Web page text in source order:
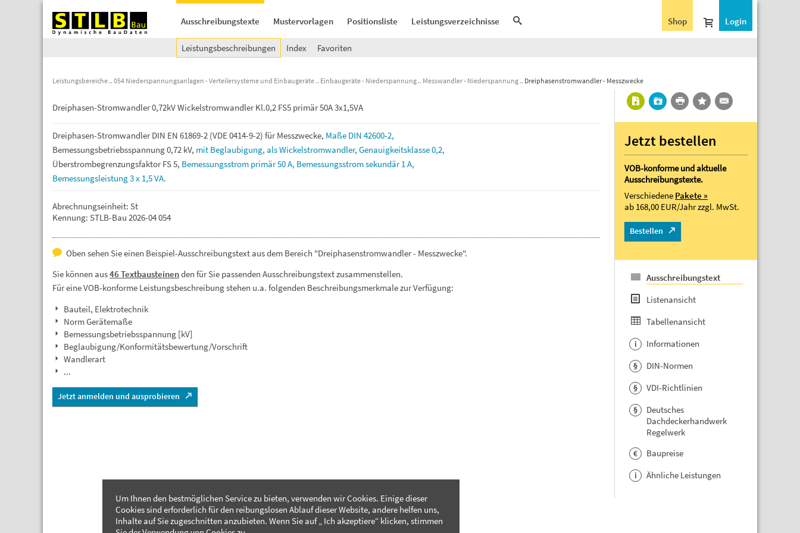
Ausschreibungstexte Mustervorlagen Positionsliste Leistungsverzeichnisse Login
Shop
Leistungsbeschreibungen Index Favoriten
Leistungsbereiche 054 Niederspannungsanlagen - Verteilersysteme und Einbaugeräte Einbaugeräte - Niederspannung Messwandler - Niederspannung Dreiphasenstromwandler - Messzwecke
Dreiphasen-Stromwandler 0,72kV Wickelstromwandler Kl.0,2 FS5 primär 50A 3x1,5VA
Dreiphasen-StromwandlerDIN EN 61869-2 (VDE0414-9-2) fürMesszwecke, Maße DIN 42600-2,
Bemessungsbetriebsspannung0,72 kV, mit Beglaubigung, alsWickelstromwandler, Genauigkeitsklasse0,2,
ÜberstrombegrenzungsfaktorFS5, Bemessungsstrom primär50A, Bemessungsstromsekundär1A,
Bemessungsleistung3x 1,5VA.
Abrechnungseinheit: St
Kennung: STLB-Bau 2026-04 054
Oben sehen Sie einen Beispiel-Ausschreibungstext aus dem Bereich "Dreiphasenstromwandler - Messzwecke".
Sie können aus46 Textbausteinenden für Sie passenden Ausschreibungstext zusammenstellen.
Für eine VOB-konforme Leistungsbeschreibung stehen u.a. folgenden Beschreibungsmerkmale zur Verfügung:
Bauteil, Elektrotechnik
Norm Gerätemaße
Bemessungsbetriebsspannung [kV]
Beglaubigung/Konformitätsbewertung/Vorschrift
Wandlerart
...
Jetzt anmelden und ausprobieren
Jetzt bestellen
VOB-konforme und aktuelle
Ausschreibungstexte.
Verschiedene Pakete »
ab 168,00 EUR/Jahrzzgl. MwSt.
Bestellen
Ausschreibungstext
Listenansicht
Tabellenansicht
i Informationen
§ DIN-Normen
§ VDI-Richtlinien
§
Deutsches
Dachdeckerhandwerk
Regelwerk
€ Baupreise
i Ähnliche Leistungen
Um Ihnen den bestmöglichen Service zu bieten, verwenden wir Cookies. Einige dieser
Cookies sind erforderlich für den reibungslosen Ablauf dieser Website, andere helfen uns,
Inhalte auf Sie zugeschnitten anzubieten. Wenn Sie auf „ Ich akzeptiere“ klicken, stimmen